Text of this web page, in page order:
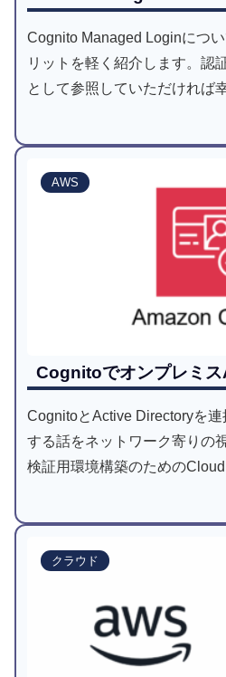
Cognito Managed Loginにつ
リットを軽く紹介します。認
として参照していただければ
AWS
Cognitoでオンプレミ
CognitoとActive Directoryを
する話をネットワーク寄りの
検証用環境構築のための
クラウド